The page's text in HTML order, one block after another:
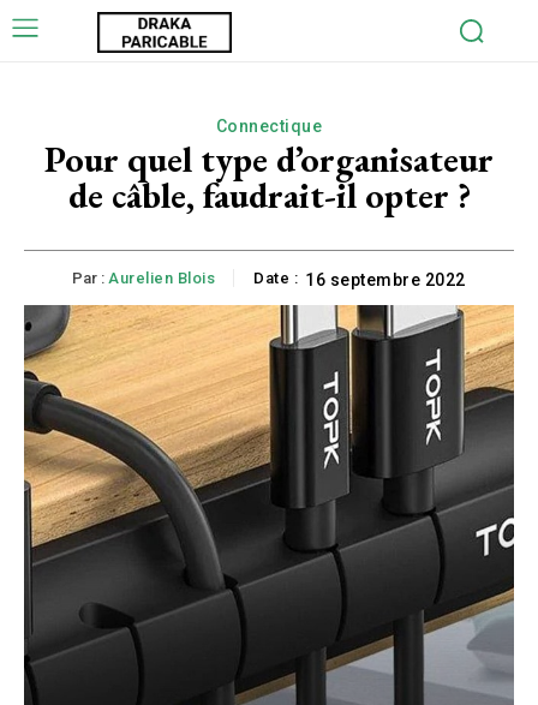
Connectique
Pour quel type d’organisateur
de câble, faudrait-il opter ?
Par : Aurelien Blois Date : 16 septembre 2022